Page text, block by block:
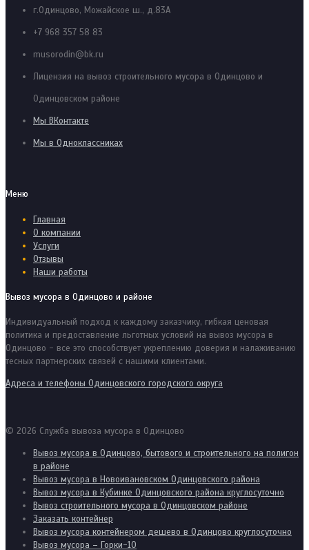
г.Одинцово, Можайское ш., д.83А
+7 968 357 58 83
musorodin@bk.ru
Лицензия на вывоз строительного мусора в Одинцово и
Одинцовском районе
Мы ВКонтакте
Мы в Одноклассниках
Меню
Главная
О компании
Услуги
Отзывы
Наши работы
Вывоз мусора в Одинцово и районе
Индивидуальный подход к каждому заказчику, гибкая ценовая
политика и предоставление льготных условий на вывоз мусора в
Одинцово - все это способствует укреплению доверия и налаживанию
тесных партнерских связей с нашими клиентами.
Адреса и телефоны Одинцовского городского округа
© 2026 Служба вывоза мусора в Одинцово
Вывоз мусора в Одинцово, бытового и строительного на полигон
в районе
Вывоз мусора в Новоивановском Одинцовского района
Вывоз мусора в Кубинке Одинцовского района круглосуточно
Вывоз строительного мусора в Одинцовском районе
Заказать контейнер
Вывоз мусора контейнером дешево в Одинцово круглосуточно
Вывоз мусора – Горки-10